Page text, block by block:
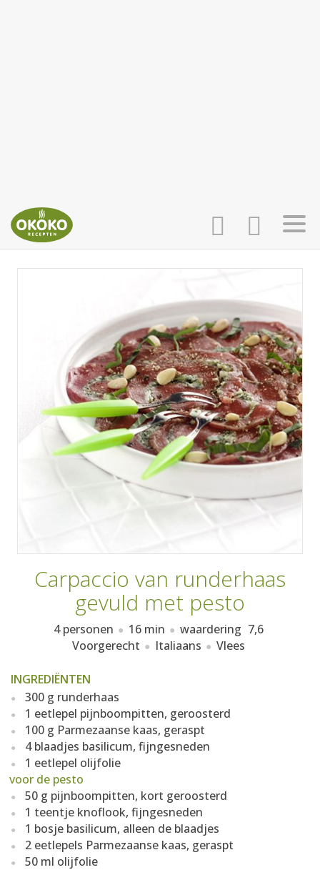
AANMELDEN
RECEPTEN
WEEKMENU'S
KOOKBOEKEN
Carpaccio van runderhaas
gevuld met pesto
4 personen 16 min waardering 7,6
Voorgerecht
Italiaans Vlees
INGREDIËNTEN
300 g runderhaas
1 eetlepel pijnboompitten, geroosterd
100 g Parmezaanse kaas, geraspt
4 blaadjes basilicum, fijngesneden
1 eetlepel olijfolie
voor de pesto
50 g pijnboompitten, kort geroosterd
1 teentje knoflook, fijngesneden
1 bosje basilicum, alleen de blaadjes
2 eetlepels Parmezaanse kaas, geraspt
50 ml olijfolie